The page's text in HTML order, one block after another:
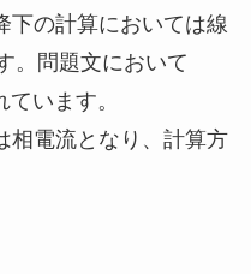
下の計算においては線
。問題文において
います。
相電流となり、計算方